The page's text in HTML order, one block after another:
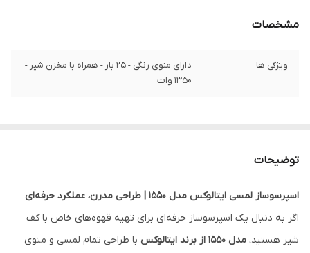
مشخصات
ویژگی ها
دارای منوی رنگی - ۲۵ بار - همراه با مخزن شیر -
۱۳۵۰ وات
توضیحات
اسپرسوساز لمسی ایتالوکس مدل 1550 | طراحی مدرن، عملکرد حرفه‌ای
اگر به دنبال یک اسپرسوساز حرفه‌ای برای تهیه قهوه‌های خاص با کف
شیر هستید، مدل 1550 از برند ایتالوکس
با طراحی تمام لمسی و منوی